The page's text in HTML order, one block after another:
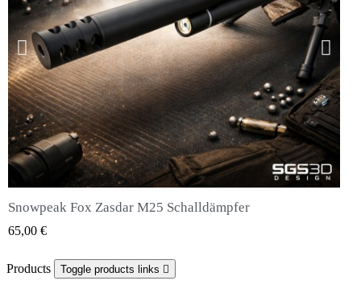
QUICK VIEW
Snowpeak Fox Zasdar M25 Schalldämpfer
65,00 €
Products Toggle products links 